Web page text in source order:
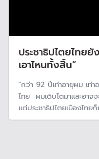
ประชาธิปไตยไทยยั
เอาไหนทั้งสิ้น”
"กว่า 92 ปีเท่าอายุผม เท่า
ไทย ผมเติบโตมาและอาจ
แต่ประชาธิปไตยเมืองไทย
ไหนทั้งสิ้น"